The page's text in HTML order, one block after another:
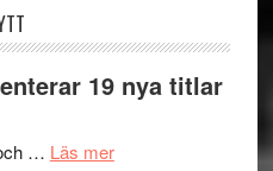
19 nya titlar
… Läs merom